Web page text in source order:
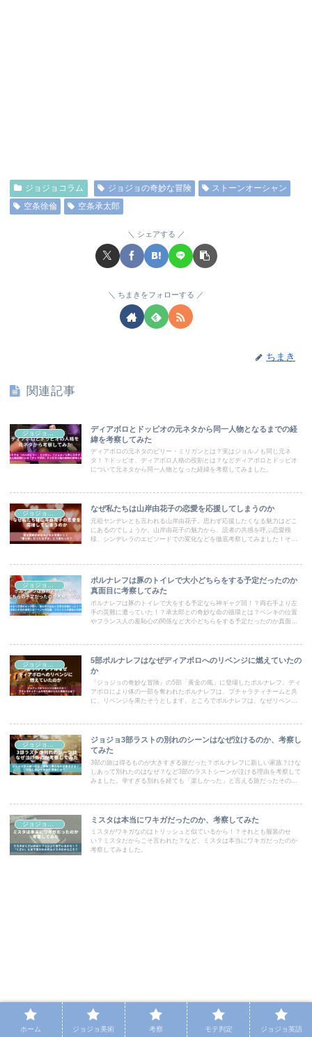
ジョジョコラム ジョジョの奇妙な冒険
ストーンオーシャン
空条徐倫
空条承太郎
シェアする
ちまきをフォローする
ちまき
関連記事
ディアボロとドッピオの元ネタから同一人物となるまでの経
緯を考察してみた
ディアボロの元ネタのビリー・ミリガンとは？実はジョルノも同じ元ネ
タ！？ドッピオ、ディアボロ人格の役割とは？などディアボロとドッピオ
について元ネタから同一人物となった経緯を考察してみました。
なぜ私たちは山岸由花子の恋愛を応援してしまうのか
元祖ヤンデレとも言われる山岸由花子。思わず応援したくなる魅力はどこ
にあるのでしょうか。山岸由花子の魅力から、読者の共感を呼ぶ恋愛模
様、シンデレラのエピソードでの変化などを徹底考察してみました！その
ポルナレフは豚のトイレで大小どちらをする予定だったのか
真面目に考察してみた
ポルナレフは豚のトイレで大をする予定なら神ギャグ回！？両右手より左
手の災難に遭っていた！？承太郎との奇妙な命の循環とは？ベンキの位置
やフランス人の羞恥心の関係など大小どちらをする予定だったのか真面目
ジョジョコラム
5部ポルナレフはなぜディアボロへのリベンジに燃えていたの
か
『ジョジョの奇妙な冒険』の5部「黄金の風」に登場したポルナレフ。ディ
アボロにより体の一部を奪われたポルナレフは、ブチャラティチームと共
に、リベンジを果たそうとします。ところでポルナレフは、なぜリベンジ
ジョジョ3部ラストの別れのシーンはなぜ泣けるのか、考察し
てみた
3部の旅は得るものが大きすぎる旅だった？ポルナレフに新しい家族？けな
しあって別れたのはなぜ？など3部のラストシーンが泣ける理由を考察して
みました。辛すぎる別れを経ても「楽しかった」と言える旅だったその訳
ジョジョコラム
ミスタは本当にワキガだったのか、考察してみた
ミスタがワキガなのはトリッシュと似ているから！？それとも服装のせ
い？ミスタだからこそ言われた？など、ミスタは本当にワキガだったのか
考察してみました。
ホーム ジョジョ美術 考察 モテ判定 ジョジョ英語